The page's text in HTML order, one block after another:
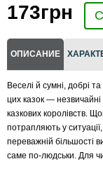
173грн
ОПИСАНИЕ
Веселі й сумні, добрі
цих казок — незвичайні
казкових королівств.
потрапляють у
переважній більшості
саме по-людськи. Для